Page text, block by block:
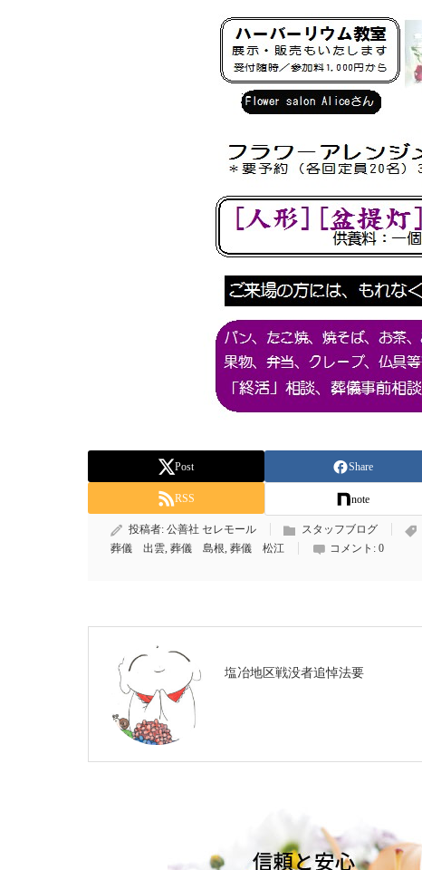
Post Share
RSS note
投稿者: 公善社 セレモール スタッフブログ
葬儀 出雲, 葬儀 島根, 葬儀 松江 コメント: 0
塩冶地区戦没者追悼法要